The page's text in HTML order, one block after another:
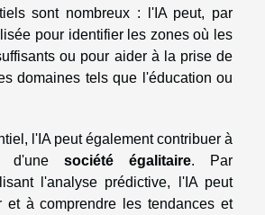
sont nombreux : l'IA peut, par
pour identifier les zones où les
ou pour aider à la prise de
domaines tels que l'éducation ou
l'IA peut également contribuer à
d'une société égalitaire. Par
l'analyse prédictive, l'IA peut
et à comprendre les tendances et